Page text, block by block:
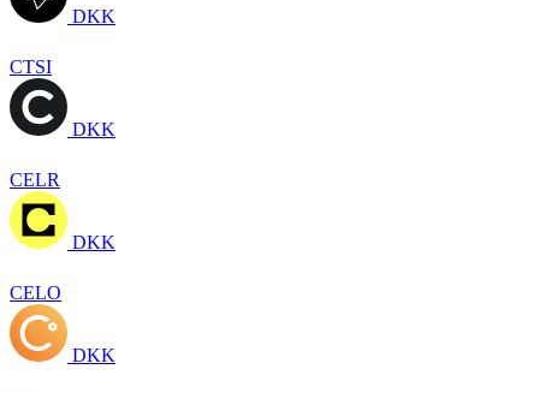
DKK
CTSI
DKK
CELR
DKK
CELO
DKK